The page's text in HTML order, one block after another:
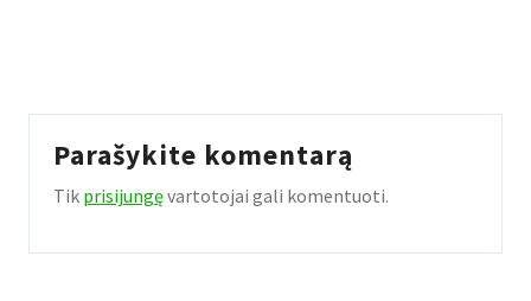
Parašykite komentarą
Tik prisijungęvartotojai gali komentuoti.